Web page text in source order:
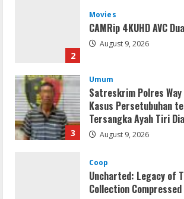
2
Movies
CAMRip 4KUHD AVC
August 9, 2026
3
Umum
Satreskrim Polres Way
Kasus Persetubuhan
Tersangka Ayah Tiri
August 9, 2026
Coop
Uncharted: Legacy of
Collection